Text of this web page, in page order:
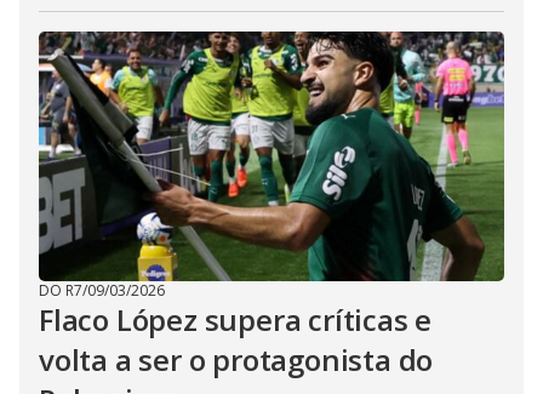
DO R7/09/03/2026
Flaco López supera críticas e
volta a ser o protagonista do